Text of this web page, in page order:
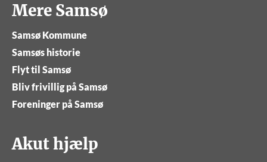
Mere Samsø
Samsø Kommune
Samsøs historie
Flyt til Samsø
Bliv frivillig på Samsø
Foreninger på Samsø
Akut hjælp